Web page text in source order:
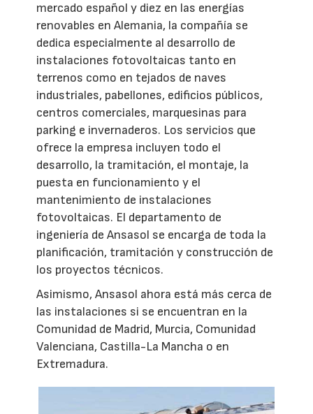
mercado español y diez en las energías
renovables en Alemania, la compañía se
dedica especialmente al desarrollo de
instalaciones fotovoltaicas tanto en
terrenos como en tejados de naves
industriales, pabellones, edificios públicos,
centros comerciales, marquesinas para
parking e invernaderos. Los servicios que
ofrece la empresa incluyen todo el
desarrollo, la tramitación, el montaje, la
puesta en funcionamiento y el
mantenimiento de instalaciones
fotovoltaicas. El departamento de
ingeniería de Ansasol se encarga de toda la
planificación, tramitación y construcción de
los proyectos técnicos.
Asimismo, Ansasol ahora está más cerca de
las instalaciones si se encuentran en la
Comunidad de Madrid, Murcia, Comunidad
Valenciana, Castilla-La Mancha o en
Extremadura.